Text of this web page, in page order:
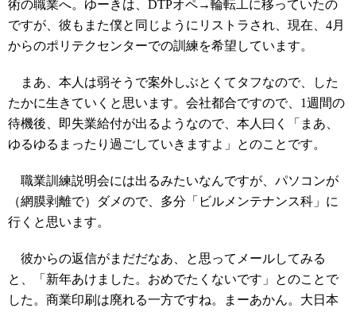
術の職業へ。ゆーきは、DTPオペ→輪転工に移っていたの
ですが、彼もまた僕と同じようにリストラされ、現在、4月
からのポリテクセンターでの訓練を希望しています。
まあ、本人は弱そうで案外しぶとくてタフなので、した
たかに生きていくと思います。会社都合ですので、1週間の
待機後、即失業給付が出るようなので、本人曰く「まあ、
ゆるゆるまったり過ごしていきますよ」とのことです。
職業訓練説明会には出るみたいなんですが、パソコンが
（網膜剥離で）ダメので、多分「ビルメンテナンス科」に
行くと思います。
彼からの返信がまだだなあ、と思ってメールしてみる
と、「新年あけました。おめでたくないです」とのことで
した。商業印刷は廃れる一方ですね。まーあかん。大日本